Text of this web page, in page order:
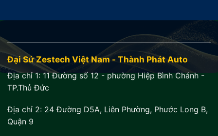
Đại Sứ Zestech Việt Nam - Thành Phát Auto
Địa chỉ 1: 11 Đường số 12 - phường Hiệp Bình Chánh -
TP.Thủ Đức
Địa chỉ 2: 24 Đường D5A, Liên Phường, Phước Long B,
Quận 9